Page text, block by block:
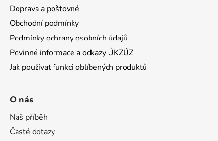
Doprava a poštovné
Obchodní podmínky
Podmínky ochrany osobních údajů
Povinné informace a odkazy ÚKZÚZ
Jak používat funkci oblíbených produktů
O nás
Náš příběh
Časté dotazy